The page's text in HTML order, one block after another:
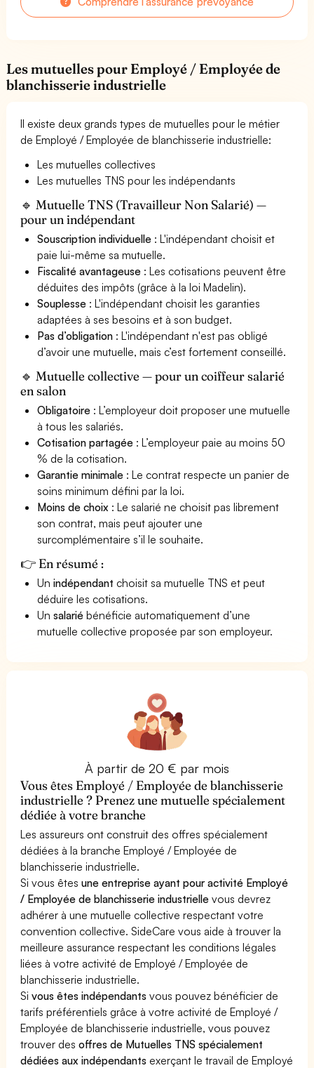
Les mutuelles pour Employé / Employée de
blanchisserie industrielle
Il existe deux grands types de mutuelles pour le métier
de Employé / Employée de blanchisserie industrielle:
Les mutuelles collectives
Les mutuelles TNS pour les indépendants
🔹 Mutuelle TNS (Travailleur Non Salarié) —
pour un indépendant
Souscription individuelle : L'indépendant choisit et
paie lui-même sa mutuelle.
Fiscalité avantageuse : Les cotisations peuvent être
déduites des impôts (grâce à la loi Madelin).
Souplesse : L'indépendant choisit les garanties
adaptées à ses besoins et à son budget.
Pas d’obligation : L'indépendant n'est pas obligé
d’avoir une mutuelle, mais c’est fortement conseillé.
🔹 Mutuelle collective — pour un coiffeur salarié
en salon
Obligatoire : L’employeur doit proposer une mutuelle
à tous les salariés.
Cotisation partagée : L’employeur paie au moins 50
% de la cotisation.
Garantie minimale : Le contrat respecte un panier de
soins minimum défini par la loi.
Moins de choix : Le salarié ne choisit pas librement
son contrat, mais peut ajouter une
surcomplémentaire s’il le souhaite.
👉 En résumé :
Unindépendant choisit sa mutuelle TNS et peut
déduire les cotisations.
Unsalarié bénéficie automatiquement d’une
mutuelle collective proposée par son employeur.
À partir de 20 € par mois
Vous êtes Employé / Employée de blanchisserie
industrielle ? Prenez une mutuelle spécialement
dédiée à votre branche
Les assureurs ont construit des offres spécialement
dédiées à la branche Employé / Employée de
blanchisserie industrielle.
Si vous êtesune entreprise ayant pour activité Employé
/ Employée de blanchisserie industrielle vous devrez
adhérer à une mutuelle collective respectant votre
convention collective. SideCare vous aide à trouver la
meilleure assurance respectant les conditions légales
liées à votre activité de Employé / Employée de
blanchisserie industrielle.
Sivous êtes indépendants vous pouvez bénéficier de
tarifs préférentiels grâce à votre activité de Employé /
Employée de blanchisserie industrielle, vous pouvez
trouver desoffres de Mutuelles TNS spécialement
dédiées aux indépendants exerçant le travail de Employé